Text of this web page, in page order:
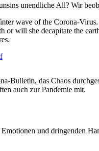
unendliche All? Wir
wave of the Corona-
will she decapitate the
Bulletin, das Chaos
auch zur Pandemie mit.
und dringenden